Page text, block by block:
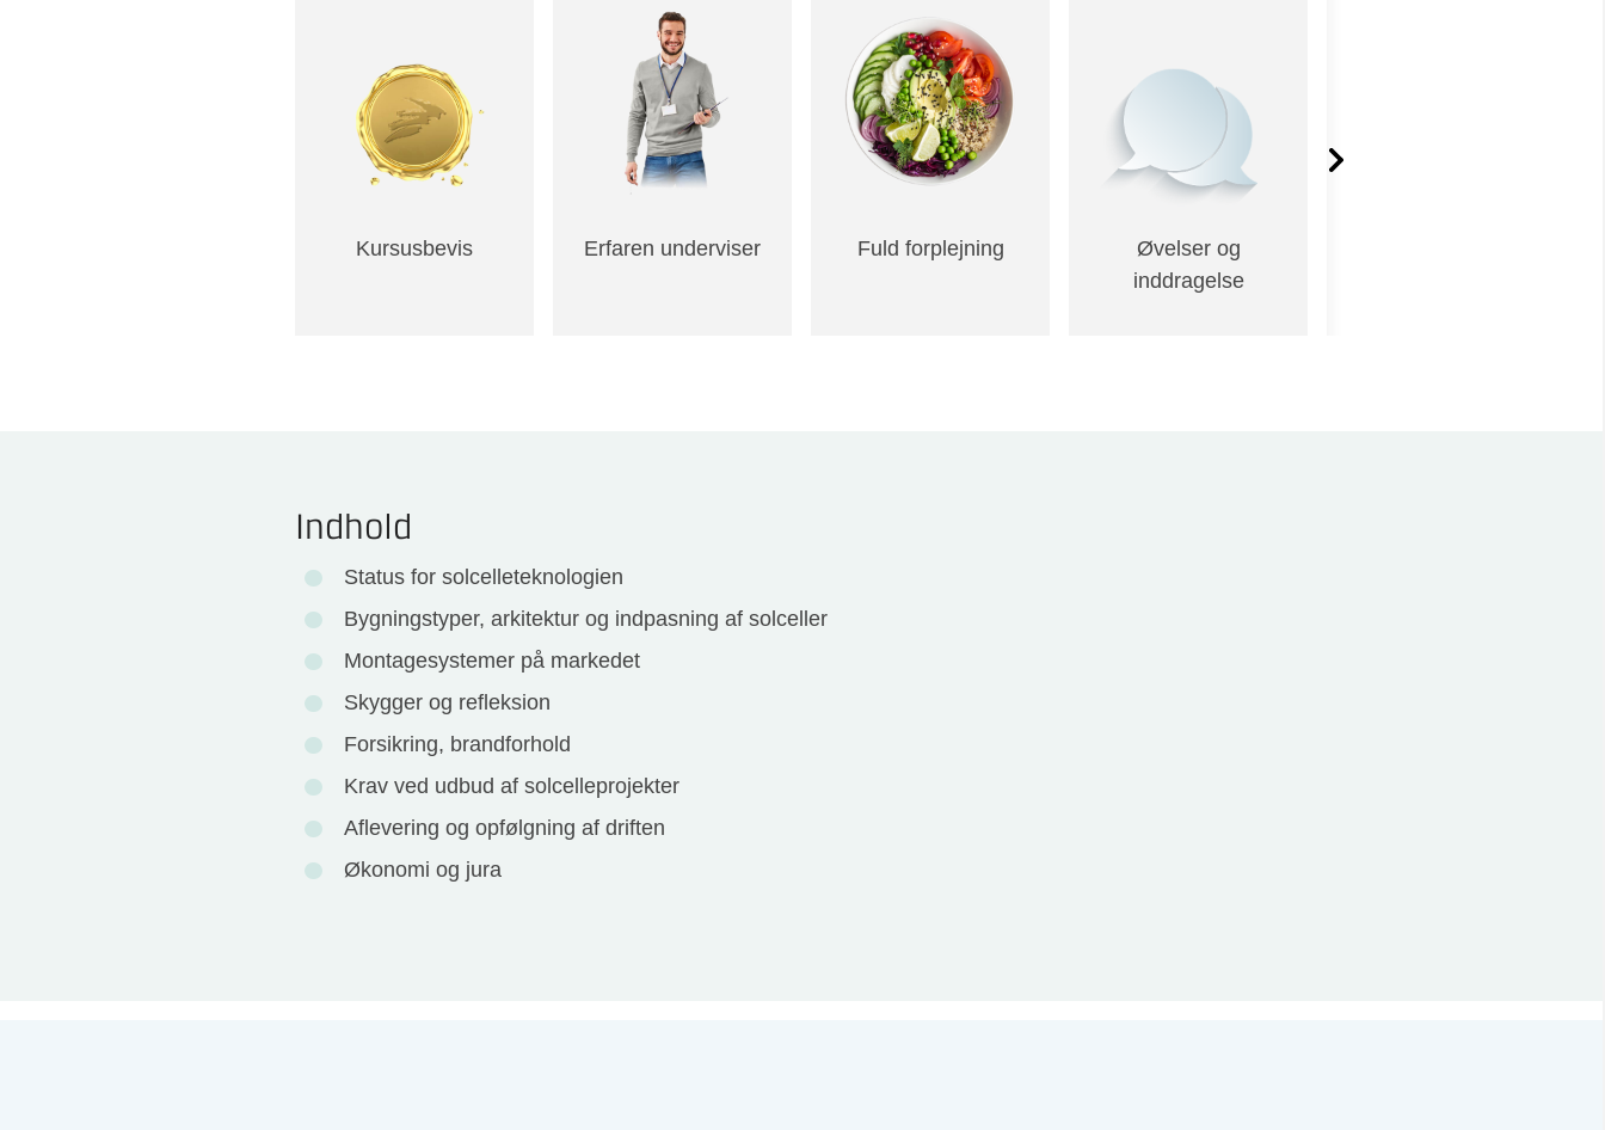
Kursusbevis Erfaren underviser Fuld forplejning
Øvelser og
inddragelse
Indhold
Status for solcelleteknologien
Bygningstyper, arkitektur og indpasning af solceller
Montagesystemer på markedet
Skygger og refleksion
Forsikring, brandforhold
Krav ved udbud af solcelleprojekter
Aflevering og opfølgning af driften
Økonomi og jura